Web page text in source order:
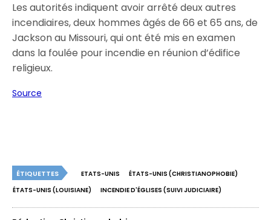
Les autorités indiquent avoir arrêté deux autres
incendiaires, deux hommes âgés de 66 et 65 ans, de
Jackson au Missouri, qui ont été mis en examen
dans la foulée pour incendie en réunion d’édifice
religieux.
Source
ÉTIQUETTES ETATS-UNIS
ÉTATS-UNIS (CHRISTIANOPHOBIE)
ÉTATS-UNIS (LOUISIANE)
INCENDIE D'ÉGLISES (SUIVI JUDICIAIRE)